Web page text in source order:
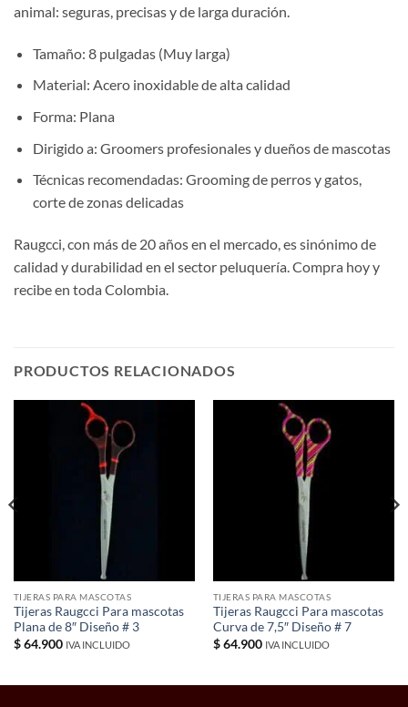
animal: seguras, precisas y de larga duración.
Tamaño: 8 pulgadas (Muy larga)
Material: Acero inoxidable de alta calidad
Forma: Plana
Dirigido a: Groomers profesionales y dueños de mascotas
Técnicas recomendadas: Grooming de perros y gatos,
corte de zonas delicadas
Raugcci, con más de 20 años en el mercado, es sinónimo de
calidad y durabilidad en el sector peluquería. Compra hoy y
recibe en toda Colombia.
PRODUCTOS RELACIONADOS
TIJERAS PARA MASCOTAS
Tijeras Raugcci Para mascotas
Plana de 8″ Diseño # 3
$64.900 IVA INCLUIDO
TIJERAS PARA MASCOTAS
Tijeras Raugcci Para mascotas
Curva de 7,5″ Diseño # 7
$64.900 IVA INCLUIDO